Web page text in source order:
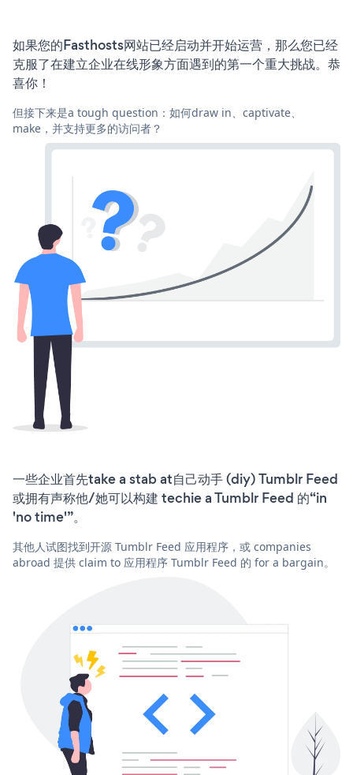
如果您的Fasthosts网站已经启动并开始运营，那么您已经
克服了在建立企业在线形象方面遇到的第一个重大挑战。恭
喜你！
但接下来是a tough question：如何draw in、captivate、
make，并支持更多的访问者？
一些企业首先take a stab at自己动手 (diy) Tumblr Feed
或拥有声称他/她可以构建 techie a Tumblr Feed 的“in
'no time'”。
其他人试图找到开源 Tumblr Feed 应用程序，或 companies
abroad 提供 claim to 应用程序 Tumblr Feed 的 for a bargain。